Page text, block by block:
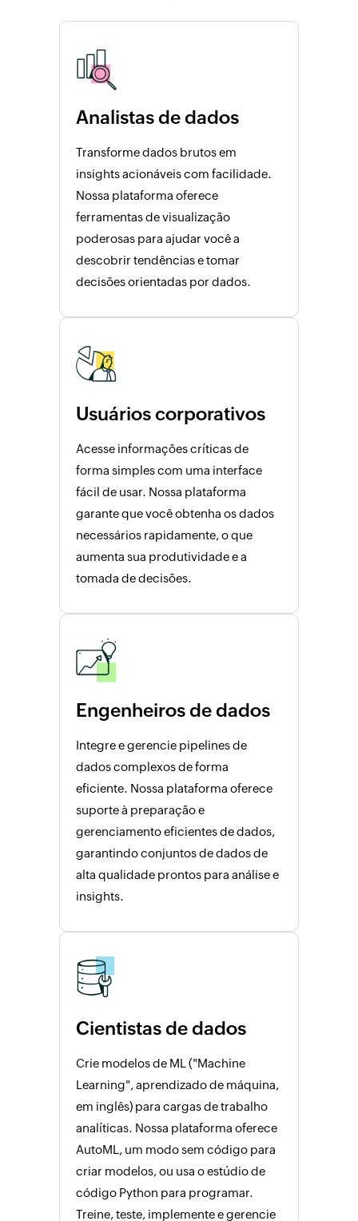
Analistas de dados
Transforme dados brutos em
insights acionáveis com facilidade.
Nossa plataforma oferece
ferramentas de visualização
poderosas para ajudar você a
descobrir tendências e tomar
decisões orientadas por dados.
Usuários corporativos
Acesse informações críticas de
forma simples com uma interface
fácil de usar. Nossa plataforma
garante que você obtenha os dados
necessários rapidamente, o que
aumenta sua produtividade e a
tomada de decisões.
Engenheiros de dados
Integre e gerencie pipelines de
dados complexos de forma
eficiente. Nossa plataforma oferece
suporte à preparação e
gerenciamento eficientes de dados,
garantindo conjuntos de dados de
alta qualidade prontos para análise e
insights.
Cientistas de dados
Crie modelos de ML ("Machine
Learning", aprendizado de máquina,
em inglês) para cargas de trabalho
analíticas. Nossa plataforma oferece
AutoML, um modo sem código para
criar modelos, ou usa o estúdio de
código Python para programar.
Treine, teste, implemente e gerencie